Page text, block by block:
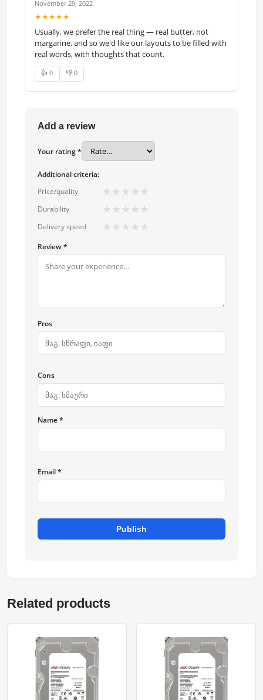
November 29, 2022
★★★★★
Usually, we prefer the real thing — real butter, not
margarine, and so we'd like our layouts to be filled with
real words, with thoughts that count.
👍 0 👎 0
Add a review
Your rating *
Additional criteria:
Price/quality
★ ★ ★ ★ ★
Durability ★ ★ ★ ★ ★
Delivery speed ★ ★ ★ ★ ★
Review *
Pros
Cons
Name *
Email *
Publish
Related products